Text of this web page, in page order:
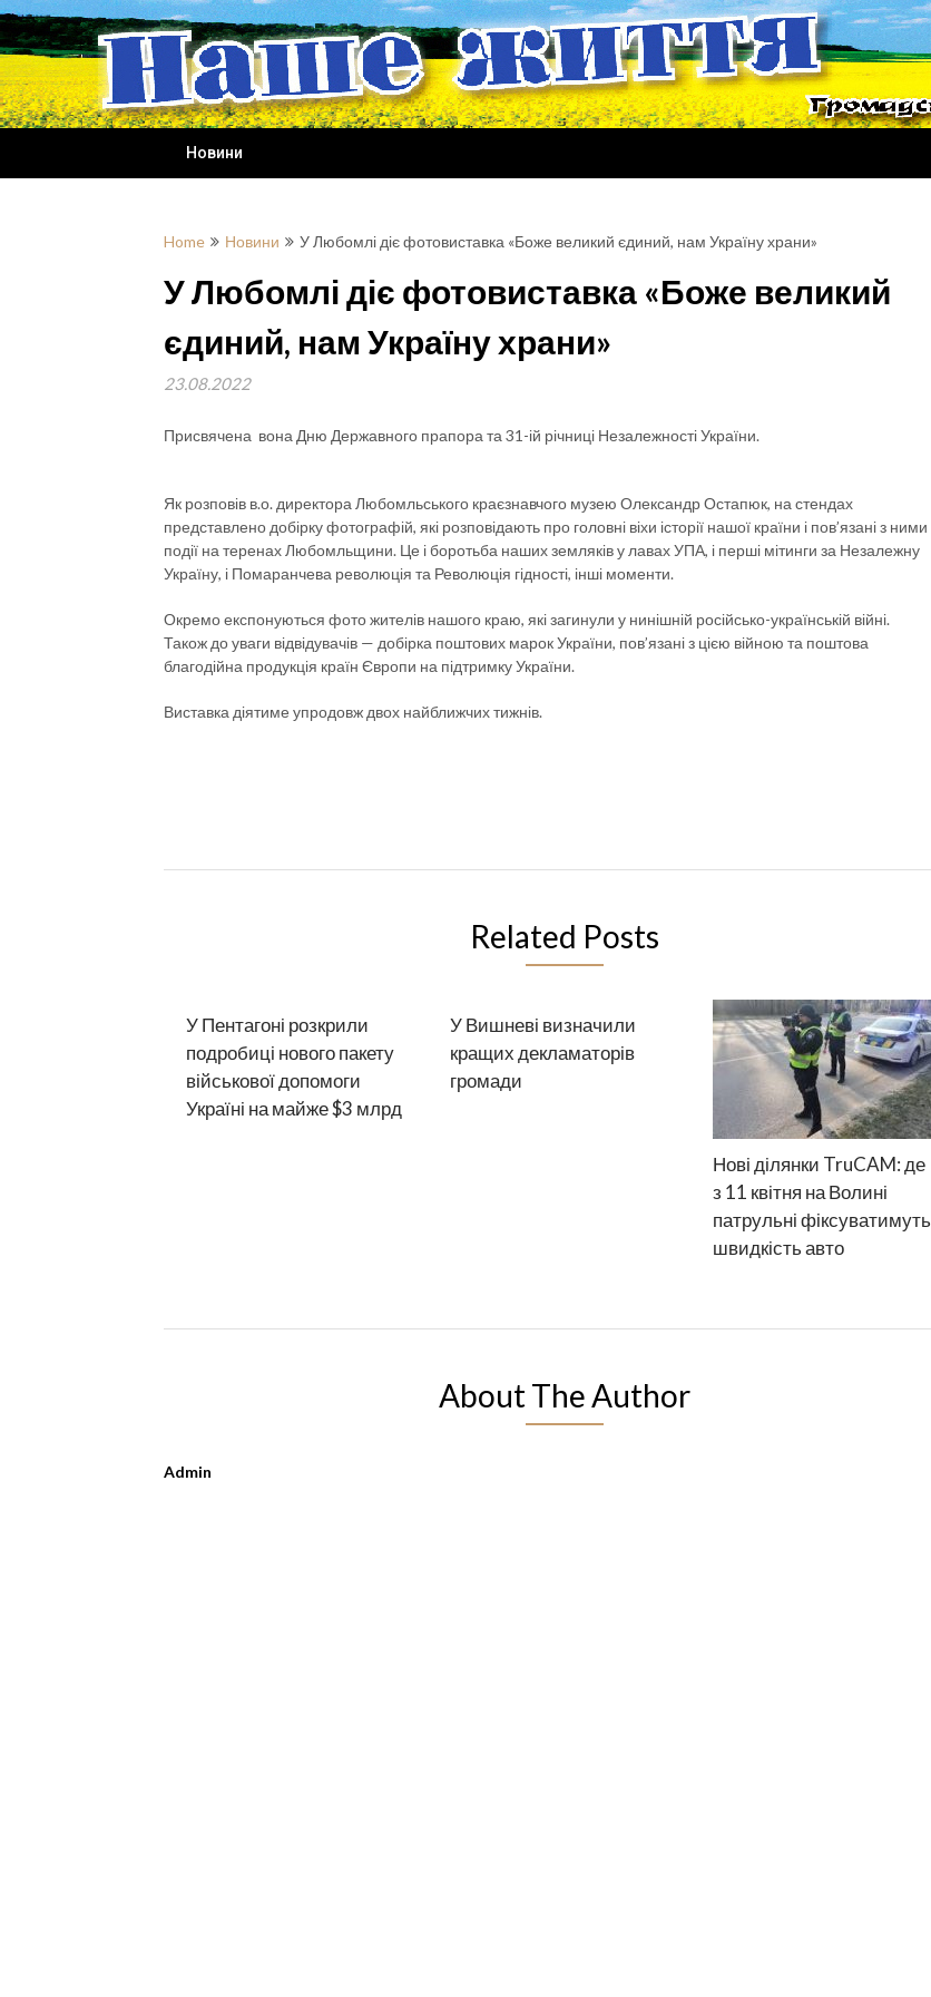
Skip
to
content
Новини
Home Новини У Любомлі діє фотовиставка «Боже великий єдиний, нам Україну храни»
У Любомлі діє фотовиставка «Боже великий
єдиний, нам Україну храни»
23.08.2022
Присвячена вона Дню Державного прапора та 31-ій річниці Незалежності України.
Як розповів в.о. директора Любомльського краєзнавчого музею Олександр Остапюк, на стендах
представлено добірку фотографій, які розповідають про головні віхи історії нашої країни і пов’язані з ними
події на теренах Любомльщини. Це і боротьба наших земляків у лавах УПА, і перші мітинги за Незалежну
Україну, і Помаранчева революція та Революція гідності, інші моменти.
Окремо експонуються фото жителів нашого краю, які загинули у нинішній російсько-українській війні.
Також до уваги відвідувачів — добірка поштових марок України, пов’язані з цією війною та поштова
благодійна продукція країн Європи на підтримку України.
Виставка діятиме упродовж двох найближчих тижнів.
Related Posts
У Пентагоні розкрили
подробиці нового пакету
військової допомоги
Україні на майже $3 млрд
У Вишневі визначили
кращих декламаторів
громади
Нові ділянки TruCAM: де
з 11 квітня на Волині
патрульні фіксуватимуть
швидкість авто
About The Author
Admin